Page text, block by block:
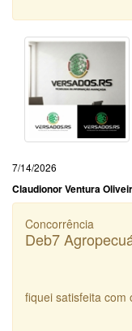
7/14/2026
Claudionor Ventura
Concorrência
Deb7
fiquei satisfeita com